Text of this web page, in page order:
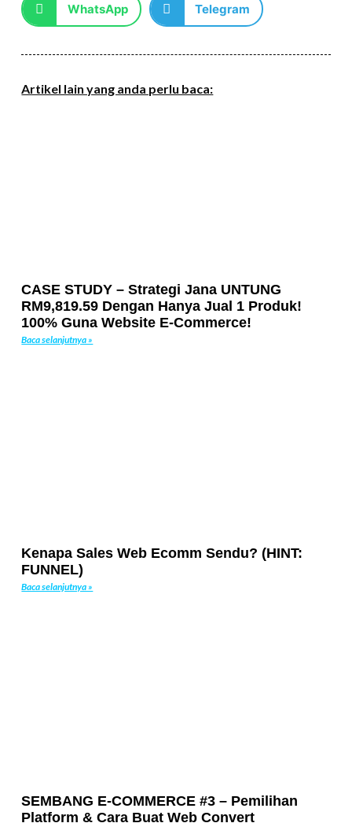
WhatsApp Telegram
Artikel lain yang anda perlu baca:
CASE STUDY – Strategi Jana UNTUNG
RM9,819.59 Dengan Hanya Jual 1 Produk!
100% Guna Website E-Commerce!
Baca selanjutnya »
Kenapa Sales Web Ecomm Sendu? (HINT:
FUNNEL)
Baca selanjutnya »
SEMBANG E-COMMERCE #3 – Pemilihan
Platform & Cara Buat Web Convert